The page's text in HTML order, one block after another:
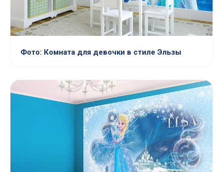
Фото: Комната для девочки в стиле Эльзы